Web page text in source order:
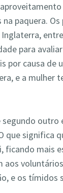
paquera.
para
por causa de
e a mulher
outro
que significa
ficando mais
aos
e os tímidos